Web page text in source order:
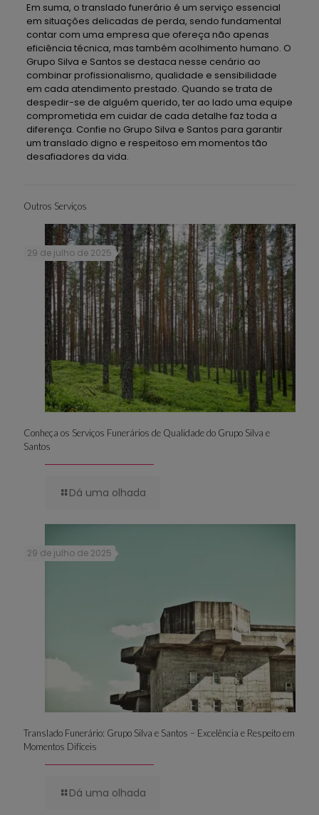
Em suma, o translado funerário é um serviço essencial
em situações delicadas de perda, sendo fundamental
contar com uma empresa que ofereça não apenas
eficiência técnica, mas também acolhimento humano. O
Grupo Silva e Santos se destaca nesse cenário ao
combinar profissionalismo, qualidade e sensibilidade
em cada atendimento prestado. Quando se trata de
despedir-se de alguém querido, ter ao lado uma equipe
comprometida em cuidar de cada detalhe faz toda a
diferença. Confie no Grupo Silva e Santos para garantir
um translado digno e respeitoso em momentos tão
desafiadores da vida.
Outros Serviços
29 de julho de 2025
Conheça os Serviços Funerários de Qualidade do Grupo Silva e
Santos
Dá uma olhada
29 de julho de 2025
Translado Funerário: Grupo Silva e Santos – Excelência e Respeito em
Momentos Difíceis
Dá uma olhada